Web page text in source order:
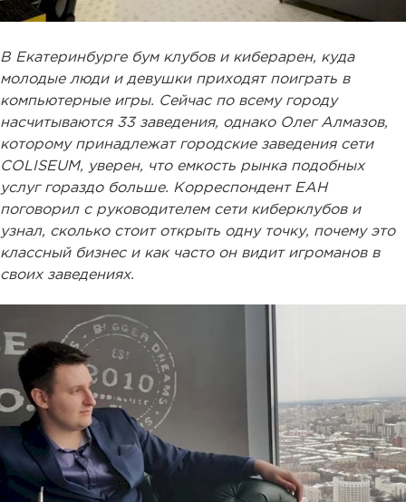
В Екатеринбурге бум клубов и киберарен, куда
молодые люди и девушки приходят поиграть в
компьютерные игры. Сейчас по всему городу
насчитываются 33 заведения, однако Олег Алмазов,
которому принадлежат городские заведения сети
COLISEUM, уверен, что емкость рынка подобных
услуг гораздо больше. Корреспондент ЕАН
поговорил с руководителем сети киберклубов и
узнал, сколько стоит открыть одну точку, почему это
классный бизнес и как часто он видит игроманов в
своих заведениях.